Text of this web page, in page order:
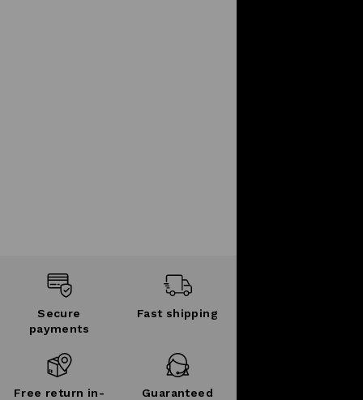
Secure
payments
Fast shipping
Free return in-
Guaranteed